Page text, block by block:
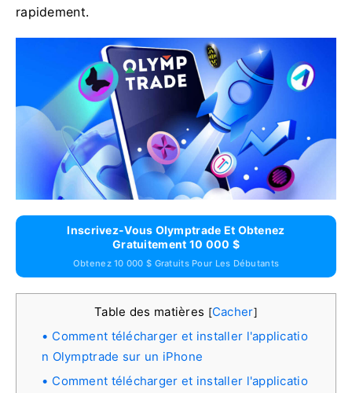
rapidement.
Inscrivez-Vous Olymptrade Et Obtenez
Gratuitement 10 000 $
Obtenez 10 000 $ Gratuits Pour Les Débutants
Table des matières [Cacher]
Comment télécharger et installer l'applicatio
n Olymptrade sur un iPhone
Comment télécharger et installer l'applicatio